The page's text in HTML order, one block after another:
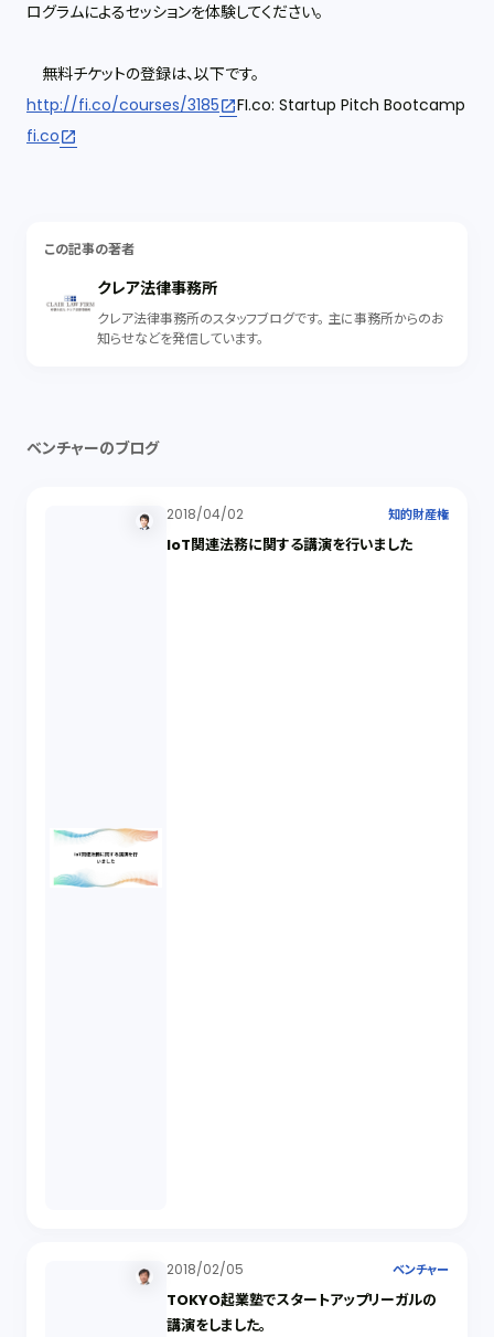
ログラムによるセッションを体験してください。
無料チケットの登録は、以下です。
http://fi.co/courses/3185
FI.co: Startup Pitch Bootcamp
fi.co
この記事の著者
クレア法律事務所
クレア法律事務所のスタッフブログです。 主に事務所からのお
知らせなどを発信しています。
ベンチャーのブログ
2018/04/02 知的財産権
IoT関連法務に関する講演を行いました
2018/02/05 ベンチャー
TOKYO起業塾でスタートアップリーガルの
講演をしました。